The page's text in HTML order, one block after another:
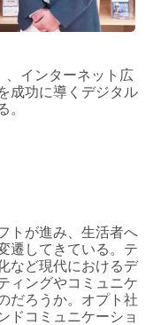
、インターネット広
成功に導くデジタル
。
トが進み、生活者へ
遷してきている。テ
など現代におけるデ
ィングやコミュニケ
だろうか。オプト社
ドコミュニケーショ